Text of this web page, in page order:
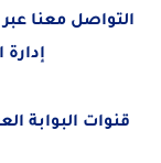
التواصل معنا
قنوات البوابة